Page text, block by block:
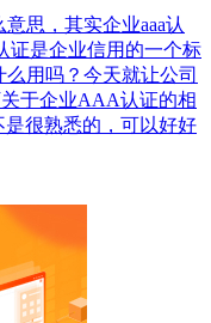
思，其实企业aaa认
证是企业信用的一个标
用吗？今天就让公司
于企业AAA认证的相
很熟悉的，可以好好